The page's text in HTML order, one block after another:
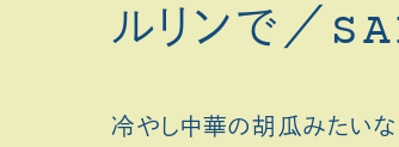
ルリンで／
冷やし中華の胡瓜みたいな